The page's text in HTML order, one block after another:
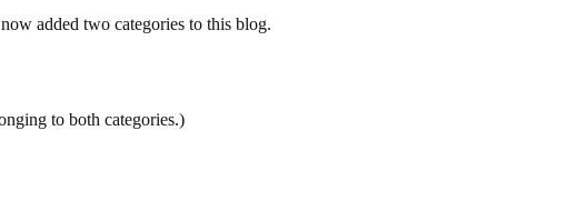
added two categories to this blog.
to both categories.)